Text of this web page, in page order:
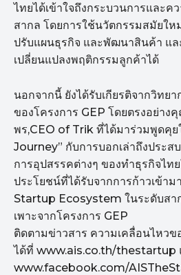
ไทยได้เข้าใจถึงกระบวนการและค
สากล โดยการใช้นวัตกรรมสมัยใ
ปรับแผนธุรกิจ และพัฒนาสินค้า แล
เปลี่ยนแปลงพฤติกรรมลูกค้าได้
นอกจากนี้ ยังได้รับเกียรติจากวิทยา
ของโครงการ GEP โดยตรงอย่า
พร,CEO of Trik ที่ได้มาร่วมพูดคุ
Journey” กับการบอกเล่าถึงประส
การอุปสรรคต่างๆ ของทำธุรกิจไท
ประโยชน์ที่ได้รับจากการก้าวเข้าม
Startup Ecosystem ในระดับสา
เพาะจากโครงการ GEP
ติดตามข่าวสาร ความเคลื่อนไหว
ได้ที่ www.ais.co.th/thestartup
www.facebook.com/